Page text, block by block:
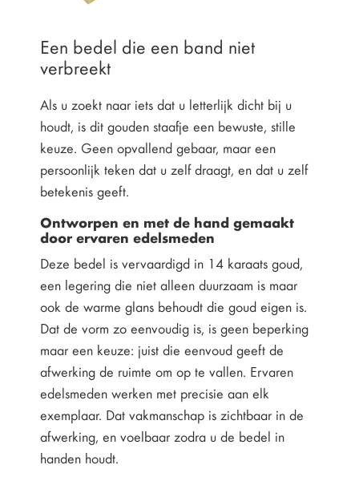
Een bedel die een band niet
verbreekt
Als u zoekt naar iets dat u letterlijk dicht bij u
houdt, is dit gouden staafje een bewuste, stille
keuze. Geen opvallend gebaar, maar een
persoonlijk teken dat u zelf draagt, en dat u zelf
betekenis geeft.
Ontworpen en met de hand gemaakt
door ervaren edelsmeden
Deze bedel is vervaardigd in 14 karaats goud,
een legering die niet alleen duurzaam is maar
ook de warme glans behoudt die goud eigen is.
Dat de vorm zo eenvoudig is, is geen beperking
maar een keuze: juist die eenvoud geeft de
afwerking de ruimte om op te vallen. Ervaren
edelsmeden werken met precisie aan elk
exemplaar. Dat vakmanschap is zichtbaar in de
afwerking, en voelbaar zodra u de bedel in
handen houdt.